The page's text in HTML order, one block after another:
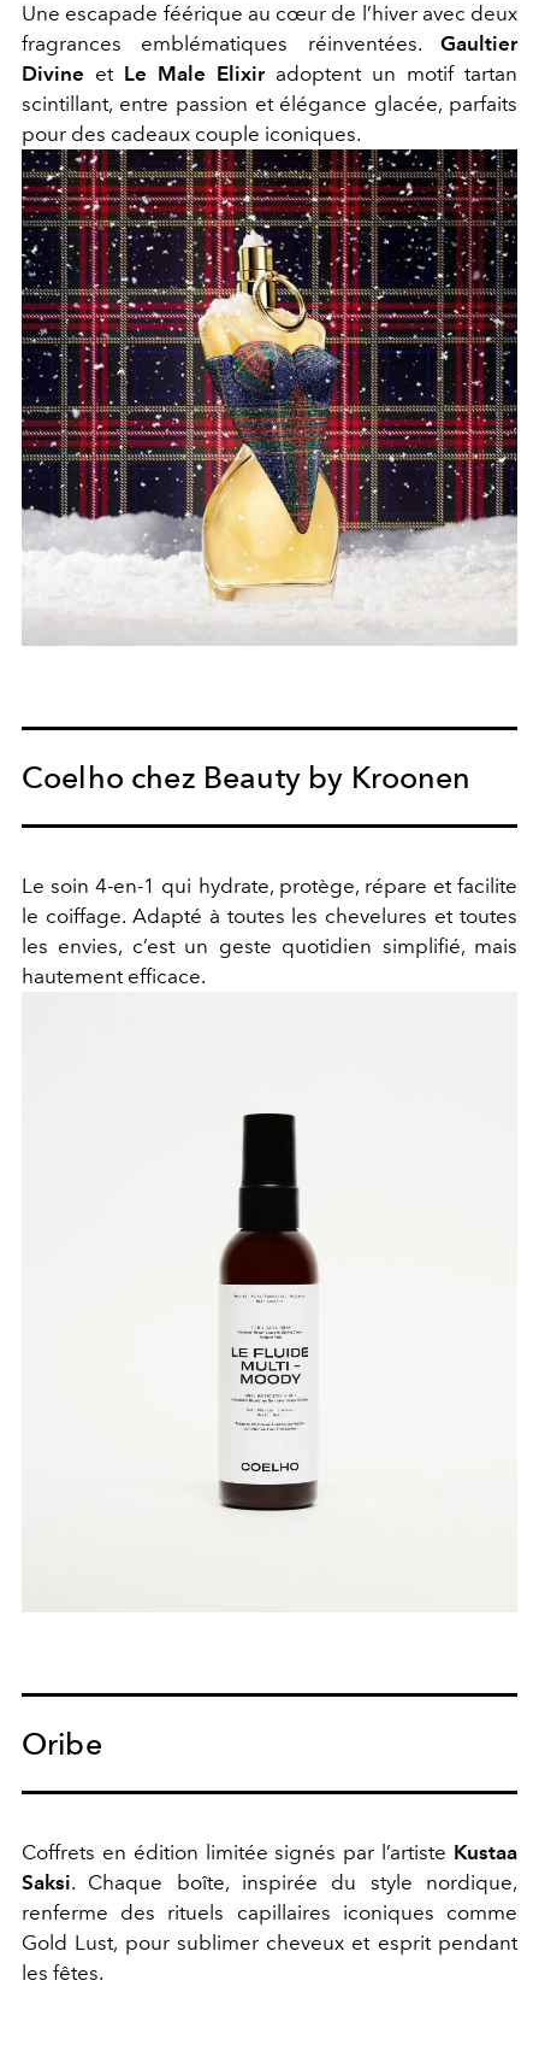
Une escapade féérique au cœur de l’hiver avec deux
fragrances emblématiques réinventées. Gaultier
Divine et Le Male Elixiradoptent un motif tartan
scintillant, entre passion et élégance glacée, parfaits
pour des cadeaux couple iconiques.
Coelho chez Beauty by Kroonen
Le soin 4-en-1 qui hydrate, protège, répare et facilite
le coiffage. Adapté à toutes les chevelures et toutes
les envies, c’est un geste quotidien simplifié, mais
hautement efficace.
Oribe
Coffrets en édition limitée signés par l’artiste Kustaa
Saksi. Chaque boîte, inspirée du style nordique,
renferme des rituels capillaires iconiques comme
Gold Lust, pour sublimer cheveux et esprit pendant
les fêtes.